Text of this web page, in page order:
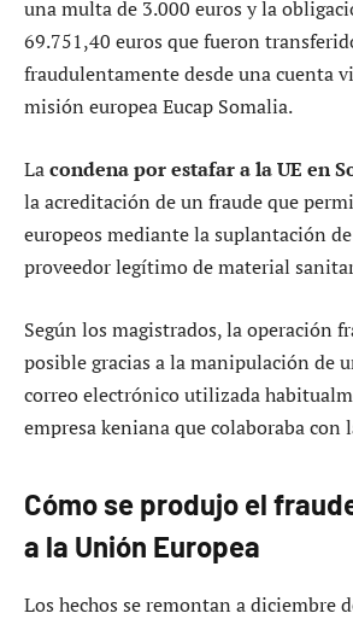
una multa de 3.000 euros y la
69.751,40 euros que fueron
fraudulentamente desde una cuenta
misión europea Eucap Somalia.
Lacondena por estafar a la UE en
la acreditación de un fraude que
europeos mediante la suplantación
proveedor legítimo de material
Según los magistrados, la operación
posible gracias a la manipulación de
correo electrónico utilizada
empresa keniana que colaboraba con
Cómo se produjo el
a la Unión Europea
Los hechos se remontan a diciembre